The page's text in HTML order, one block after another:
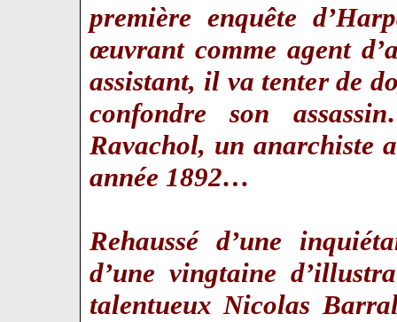
première enquête
œuvrant comme agent
assistant, il va tenter de
confondre son
Ravachol, un anarchiste
année 1892…
Rehaussé d’une
d’une vingtaine
talentueux Nicolas